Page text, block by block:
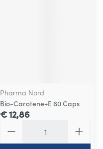
Pharma Nord
Bio-Carotene+E 60 Caps
€ 12,86